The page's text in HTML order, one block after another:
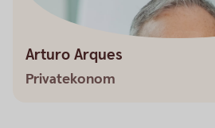
Arturo Arques
Privatekonom